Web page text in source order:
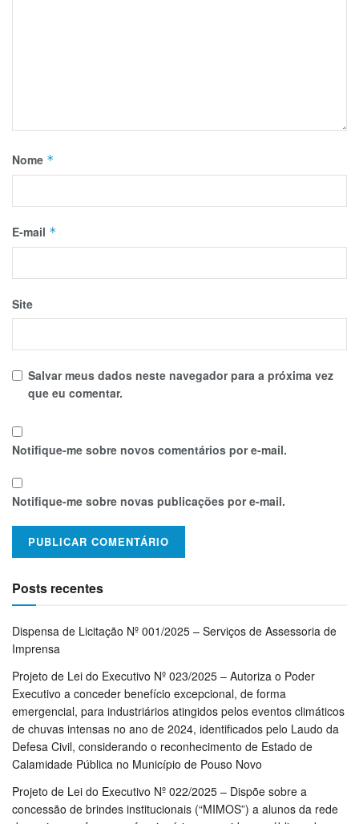
Nome *
E-mail *
Site
Salvar meus dados neste navegador para a próxima vez
que eu comentar.
Notifique-me sobre novos comentários por e-mail.
Notifique-me sobre novas publicações por e-mail.
Posts recentes
Dispensa de Licitação Nº 001/2025 – Serviços de Assessoria de
Imprensa
Projeto de Lei do Executivo Nº 023/2025 – Autoriza o Poder
Executivo a conceder benefício excepcional, de forma
emergencial, para industriários atingidos pelos eventos climáticos
de chuvas intensas no ano de 2024, identificados pelo Laudo da
Defesa Civil, considerando o reconhecimento de Estado de
Calamidade Pública no Município de Pouso Novo
Projeto de Lei do Executivo Nº 022/2025 – Dispõe sobre a
concessão de brindes institucionais (“MIMOS”) a alunos da rede